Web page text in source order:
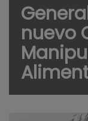
nuevo